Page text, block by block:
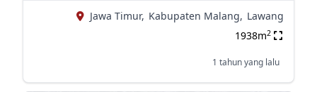
Jawa Timur, Kabupaten Malang, Lawang
1938m2
1 tahun yang lalu